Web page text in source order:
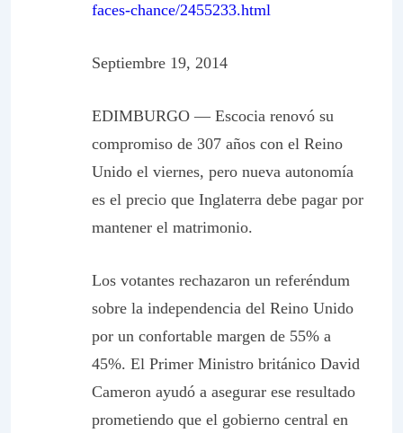
faces-chance/2455233.html
Septiembre 19, 2014
EDIMBURGO — Escocia renovó su
compromiso de 307 años con el Reino
Unido el viernes, pero nueva autonomía
es el precio que Inglaterra debe pagar por
mantener el matrimonio.
Los votantes rechazaron un referéndum
sobre la independencia del Reino Unido
por un confortable margen de 55% a
45%. El Primer Ministro británico David
Cameron ayudó a asegurar ese resultado
prometiendo que el gobierno central en